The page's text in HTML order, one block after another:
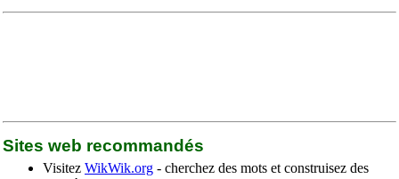
Sites web recommandés
Visitez WikWik.org - cherchez des mots et construisez des